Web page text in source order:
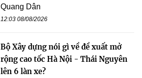
Quang Dân
12:03 08/08/2026
Bộ Xây dựng nói gì về đề xuất mở
rộng cao tốc Hà Nội - Thái Nguyên
lên 6 làn xe?